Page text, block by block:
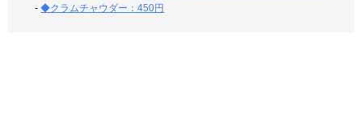
-◆クラムチャウダー：450円